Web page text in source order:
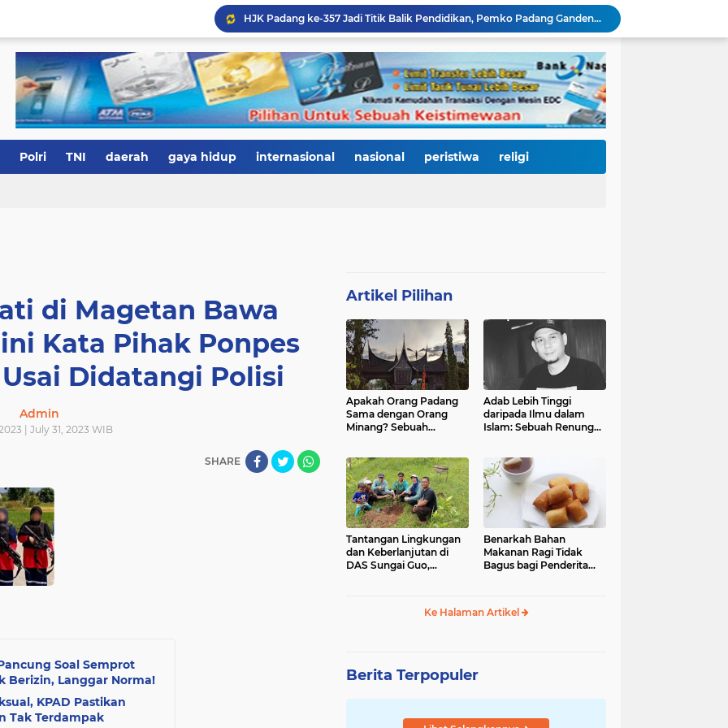
HJK Padang ke-357 Jadi Titik Balik Pendidikan, Pemko Padang Gandeng Universiti Kuala Lumpur Buka Jalan Beasiswa dan Kampus Internasional
KRI Teluk Kendari-518 Bersandar di Teluk Bayur, Hadiah Istimewa HJK Padang ke-357: Warga Diajak Naik Kapal Perang Gratis
International Symposium Kota Tua Padang Gaungkan Kolaborasi Dunia, Fadly Amran Ajak Selamatkan Batang Arau dan Wujudkan Pariwisata Berkelanjutan
2.334 Peserta Padati Auditorium UNP, Fadly Amran Ajak Dunia Pendidikan Bersatu Wujudkan 'Padang Juara' Berdaya Saing Global
3.000 Mahasiswa Baru UNP Ikuti Police Goes To Campus, Ditlantas Polda Sumbar Tanamkan Budaya Tertib Berlalu Lintas Sejak Hari Pertama Kuliah
Open Ship Kapal Teluk Kendari Diprediksi Diserbu Pengunjung, Trans Padang Ubah Rute Koridor 2 dan 4, Tarif Seluruh Koridor Cuma Rp1
Merah Putih Berkibar, 500 Bendera Dibagikan untuk Menyalakan Semangat Kemerdekaan di Dharmasraya
Polri TNI daerah gaya hidup internasional nasional peristiwa religi
di Magetan Bawa
Kata Pihak Ponpes
Didatangi Polisi
Admin
| July 31, 2023 WIB
SHARE
Soal Semprot
Berizin, Langgar Norma!
KPAD Pastikan
Tak Terdampak
Artikel Pilihan
Apakah Orang Padang
Sama dengan Orang
Minang? Sebuah
Adab Lebih Tinggi
daripada Ilmu dalam
Islam: Sebuah Renungan
Tantangan Lingkungan
dan Keberlanjutan di
DAS Sungai Guo,
Benarkah Bahan
Makanan Ragi Tidak
Bagus bagi Penderita
Ke Halaman Artikel
Berita Terpopuler